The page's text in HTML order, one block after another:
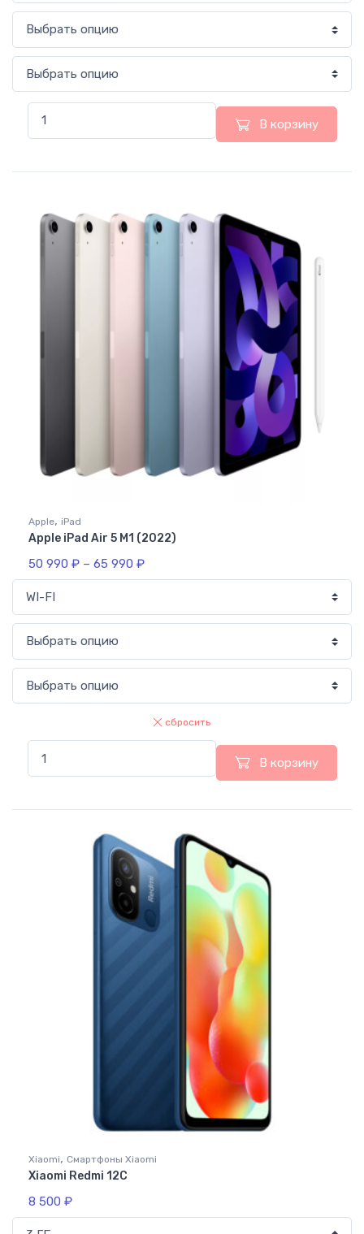
В корзину
Apple, iPad
Apple iPad Air 5 M1 (2022)
50 990 ₽ – 65 990 ₽
сбросить
В корзину
Xiaomi, Cмартфоны Xiaomi
Xiaomi Redmi 12C
8 500 ₽